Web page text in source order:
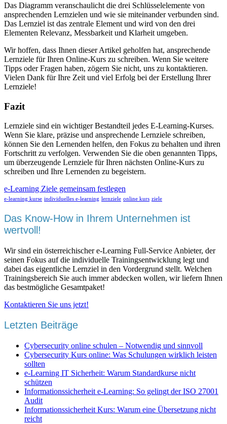
Das Diagramm veranschaulicht die drei Schlüsselelemente von
ansprechenden Lernzielen und wie sie miteinander verbunden sind.
Das Lernziel ist das zentrale Element und wird von den drei
Elementen Relevanz, Messbarkeit und Klarheit umgeben.
Wir hoffen, dass Ihnen dieser Artikel geholfen hat, ansprechende
Lernziele für Ihren Online-Kurs zu schreiben. Wenn Sie weitere
Tipps oder Fragen haben, zögern Sie nicht, uns zu kontaktieren.
Vielen Dank für Ihre Zeit und viel Erfolg bei der Erstellung Ihrer
Lernziele!
Fazit
Lernziele sind ein wichtiger Bestandteil jedes E-Learning-Kurses.
Wenn Sie klare, präzise und ansprechende Lernziele schreiben,
können Sie den Lernenden helfen, den Fokus zu behalten und ihren
Fortschritt zu verfolgen. Verwenden Sie die oben genannten Tipps,
um überzeugende Lernziele für Ihren nächsten Online-Kurs zu
schreiben und Ihre Lernenden zu begeistern.
e-Learning Ziele gemeinsam festlegen
e-learning kurse individuelles e-learning lernziele online kurs ziele
Das Know-How in Ihrem Unternehmen ist
wertvoll!
Wir sind ein österreichischer e-Learning Full-Service Anbieter, der
seinen Fokus auf die individuelle Trainingsentwicklung legt und
dabei das eigentliche Lernziel in den Vordergrund stellt. Welchen
Trainingsbereich Sie auch immer abdecken wollen, wir liefern Ihnen
das bestmögliche Gesamtpaket!
Kontaktieren Sie uns jetzt!
Letzten Beiträge
Cybersecurity online schulen – Notwendig und sinnvoll
Cybersecurity Kurs online: Was Schulungen wirklich leisten
sollten
e-Learning IT Sicherheit: Warum Standardkurse nicht
schützen
Informationssicherheit e-Learning: So gelingt der ISO 27001
Audit
Informationssicherheit Kurs: Warum eine Übersetzung nicht
reicht